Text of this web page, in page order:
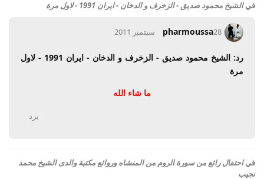
فيالشيخ محمود صديق - الزخرف و الدخان - ايران 1991 - لاول مرة
pharmoussa28 سبتمبر 2011
رد: الشيخ محمود صديق - الزخرف و الدخان - ايران 1991 - لاول
مرة
ما شاء الله
يرد
فياحتفال رائع من سورة الروم من المنشاه وروائع مكتبة والدى الشيخ محمد
نجيب